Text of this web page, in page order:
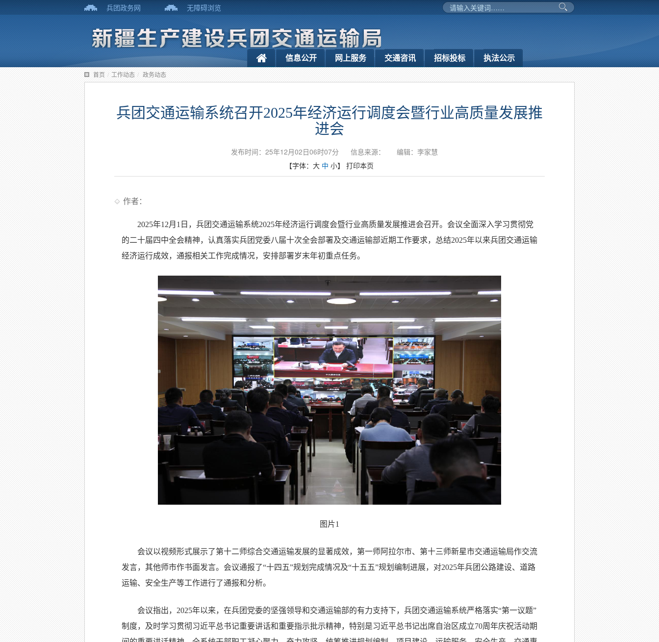
兵团政务网 无障碍浏览
信息公开 网上服务 交通咨讯 招标投标 执法公示
首页 / 工作动态 / 政务动态
兵团交通运输系统召开2025年经济运行调度会暨行业高质量发展推
进会
发布时间：25年12月02日06时07分 信息来源：
编辑：李家慧
【字体： 大 中 小】 打印本页
作者：
2025年12月1日，兵团交通运输系统2025年经济运行调度会暨行业高质量发展推进会召开。会议全面深入学习贯彻党
的二十届四中全会精神，认真落实兵团党委八届十次全会部署及交通运输部近期工作要求，总结2025年以来兵团交通运输
经济运行成效，通报相关工作完成情况，安排部署岁末年初重点任务。
图片1
会议以视频形式展示了第十二师综合交通运输发展的显著成效，第一师阿拉尔市、第十三师新星市交通运输局作交流
发言，其他师市作书面发言。会议通报了“十四五”规划完成情况及“十五五”规划编制进展，对2025年兵团公路建设、道路
运输、安全生产等工作进行了通报和分析。
会议指出，2025年以来，在兵团党委的坚强领导和交通运输部的有力支持下，兵团交通运输系统严格落实“第一议题”
制度，及时学习贯彻习近平总书记重要讲话和重要指示批示精神，特别是习近平总书记出席自治区成立70周年庆祝活动期